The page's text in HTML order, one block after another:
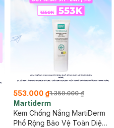
553.000 ₫1.350.000 ₫
Martiderm
Kem Chống Nắng MartiDerm
Phổ Rộng Bảo Vệ Toàn Diện